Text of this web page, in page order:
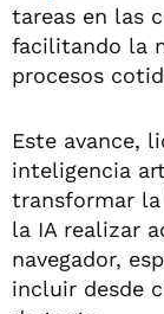
tareas en las
facilitando la
procesos
Este avance,
inteligencia
transformar
la IA realizar
navegador,
incluir desde